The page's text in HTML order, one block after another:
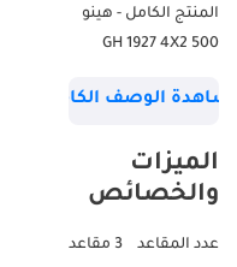
المنتج الكامل - هينو
500 GH 1927 4X2
هينو - الموديل: GH
شاحنة - نوع الدفع:
ثنائي الدفع - ناقل
الوصف الكامل
الميزات
والخصائص
عدد المقاعد
3 مقاعد